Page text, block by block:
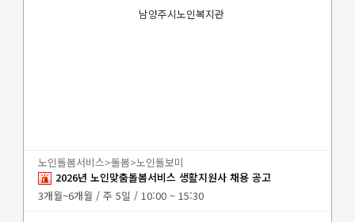
남양주시노인복지관
노인돌봄서비스>돌봄>노인돌보미
2026년 노인맞춤돌봄서비스 생활지원사 채용 공고
3개월~6개월 / 주 5일 / 10:00 ~ 15:30